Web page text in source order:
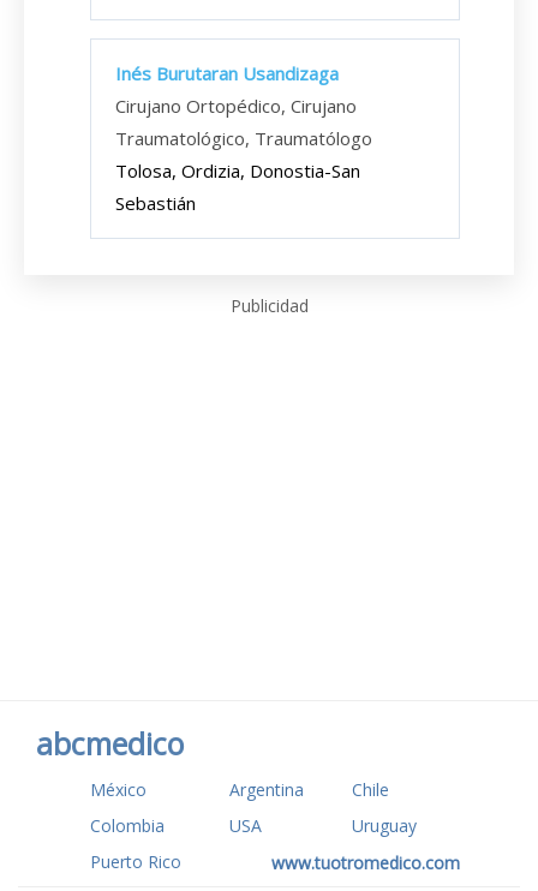
Inés Burutaran Usandizaga
Cirujano Ortopédico, Cirujano
Traumatológico, Traumatólogo
Tolosa, Ordizia, Donostia-San
Sebastián
Publicidad
abcmedico
México Argentina
Chile
Colombia
USA
Uruguay
Puerto Rico
www.tuotromedico.com